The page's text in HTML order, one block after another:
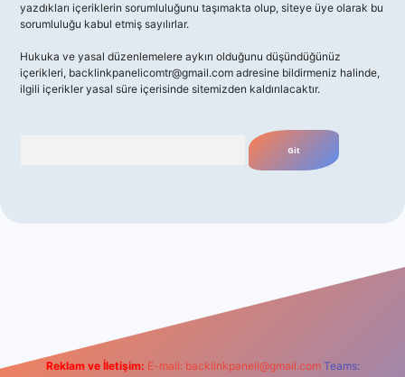
yazdıkları içeriklerin sorumluluğunu taşımakta olup, siteye üye olarak bu
sorumluluğu kabul etmiş sayılırlar.
Hukuka ve yasal düzenlemelere aykırı olduğunu düşündüğünüz
içerikleri, backlinkpanelicomtr@gmail.com adresine bildirmeniz halinde,
ilgili içerikler yasal süre içerisinde sitemizden kaldırılacaktır.
Reklam ve İletişim: E-mail: backlinkpaneli@gmail.com Teams: